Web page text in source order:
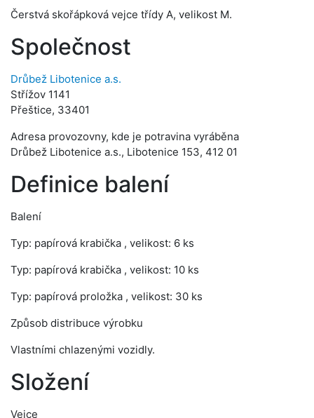
Čerstvá skořápková vejce třídy A, velikost M.
Společnost
Drůbež Libotenice a.s.
Střížov 1141
Přeštice, 33401
Adresa provozovny, kde je potravina vyráběna
Drůbež Libotenice a.s., Libotenice 153, 412 01
Definice balení
Balení
Typ: papírová krabička , velikost: 6 ks
Typ: papírová krabička , velikost: 10 ks
Typ: papírová proložka , velikost: 30 ks
Způsob distribuce výrobku
Vlastními chlazenými vozidly.
Složení
Vejce